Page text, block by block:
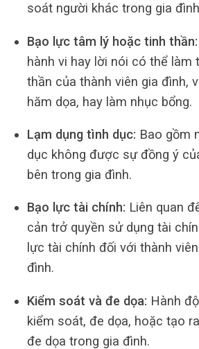
soát người khác trong gia
Bạo lực tâm lý hoặc tinh thần:
hành vi hay lời nói có thể làm
thần của thành viên gia đình,
hăm dọa, hay làm nhục bổng.
Lạm dụng tình dục: Bao gồm
dục không được sự đồng ý
bên trong gia đình.
Bạo lực tài chính: Liên quan
cản trở quyền sử dụng tài
lực tài chính đối với thành
đình.
Kiểm soát và đe dọa: Hành
kiểm soát, đe dọa, hoặc tạo
đe dọa trong gia đình.